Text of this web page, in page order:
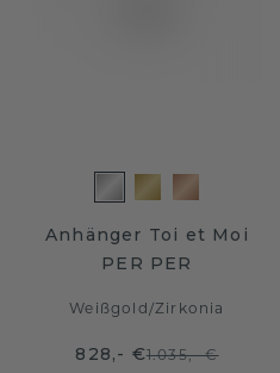
Anhänger Toi et Moi
PER PER
Weißgold/Zirkonia
828,- €1.035,- €